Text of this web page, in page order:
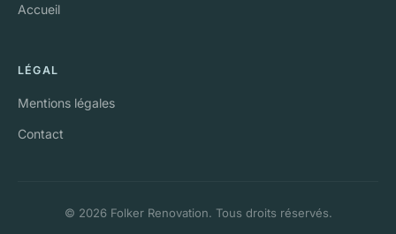
Accueil
LÉGAL
Mentions légales
Contact
© 2026 Folker Renovation. Tous droits réservés.